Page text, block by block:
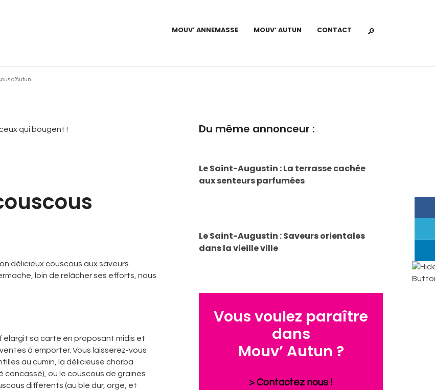
MOUV’ ANNEMASSE MOUV’ AUTUN CONTACT
d’Autun
délicieux couscous aux saveurs
loin de relâcher ses efforts, nous
élargit sa carte en proposant midis et
à emporter. Vous laisserez-vous
au cumin, la délicieuse chorba
ou le couscous de graines
différents (au blé dur, orge, et
Du même annonceur :
Le Saint-Augustin : La terrasse cachée
aux senteurs parfumées
Le Saint-Augustin : Saveurs orientales
dans la vieille ville
Vous voulez paraître
dans
Mouv’ Autun ?
> Contactez nous !